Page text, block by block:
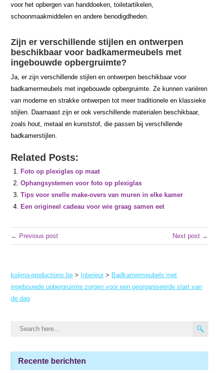
voor het opbergen van handdoeken, toiletartikelen,
schoonmaakmiddelen en andere benodigdheden.
Zijn er verschillende stijlen en ontwerpen
beschikbaar voor badkamermeubels met
ingebouwde opbergruimte?
Ja, er zijn verschillende stijlen en ontwerpen beschikbaar voor
badkamermeubels met ingebouwde opbergruimte. Ze kunnen variëren
van moderne en strakke ontwerpen tot meer traditionele en klassieke
stijlen. Daarnaast zijn er ook verschillende materialen beschikbaar,
zoals hout, metaal en kunststof, die passen bij verschillende
badkamerstijlen.
Related Posts:
Foto op plexiglas op maat
Ophangsystemen voor foto op plexiglas
Tips voor snelle make-overs van muren in elke kamer
Een origineel cadeau voor wie graag samen eet
← Previous post Next post →
kojima-productions.be > Interieur > Badkamermeubels met
ingebouwde opbergruimte zorgen voor een georganiseerde start van
de dag
Recente berichten